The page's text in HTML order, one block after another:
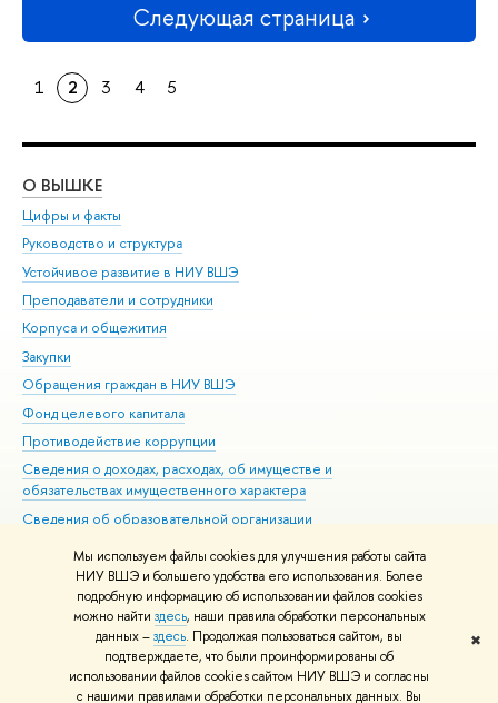
Мы используем файлы cookies для улучшения работы сайта
НИУ ВШЭ и большего удобства его использования. Более
подробную информацию об использовании файлов cookies
можно найти здесь, наши правила обработки персональных
данных –здесь. Продолжая пользоваться сайтом, вы
подтверждаете, что были проинформированы об
использовании файлов cookies сайтом НИУ ВШЭ и согласны
с нашими правилами обработки персональных данных. Вы
✖
Следующая страница
1 2 3 4 5
О ВЫШКЕ
Цифры и факты
Руководство и структура
Устойчивое развитие в НИУ ВШЭ
Преподаватели и сотрудники
Корпуса и общежития
Закупки
Обращения граждан в НИУ ВШЭ
Фонд целевого капитала
Противодействие коррупции
Сведения о доходах, расходах, об имуществе и
обязательствах имущественного характера
Сведения об образовательной организации
Людям с ограниченными возможностями здоровья
Единая платежная страница
Работа в Вышке
© НИУ ВШЭ 1993–2026 Адреса и контакты Условия использования
материалов Политика конфиденциальности Карта сайта